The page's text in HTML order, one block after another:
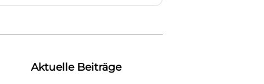
Aktuelle Beiträge